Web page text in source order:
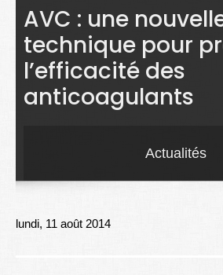
Actualités
Sciences
Maladies
Soins
AVC : une
technique pour
l’efficacité des
anticoagulants
Actualités
lundi, 11 août 2014